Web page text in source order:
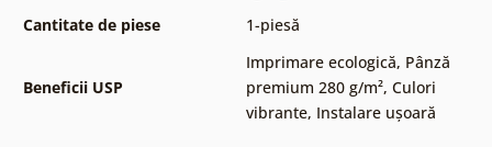
Cantitate de piese
1-piesă
Beneficii USP
Imprimare ecologică, Pânză
premium 280 g/m², Culori
vibrante, Instalare ușoară